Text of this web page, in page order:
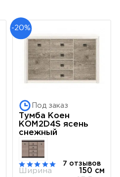
-20%
Под заказ
Тумба Коен
КОМ2D4S ясень
снежный
7 отзывов
Ширина
150 см